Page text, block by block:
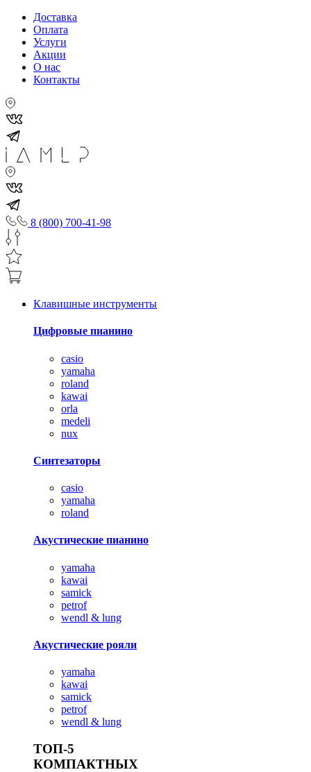
Доставка
Оплата
Услуги
Акции
О нас
Контакты
8 (800) 700-41-98
Клавишные инструменты
Цифровые пианино
casio
yamaha
roland
kawai
orla
medeli
nux
Синтезаторы
casio
yamaha
roland
Акустические пианино
yamaha
kawai
samick
petrof
wendl & lung
Акустические рояли
yamaha
kawai
samick
petrof
wendl & lung
ТОП-5
КОМПАКТНЫХ